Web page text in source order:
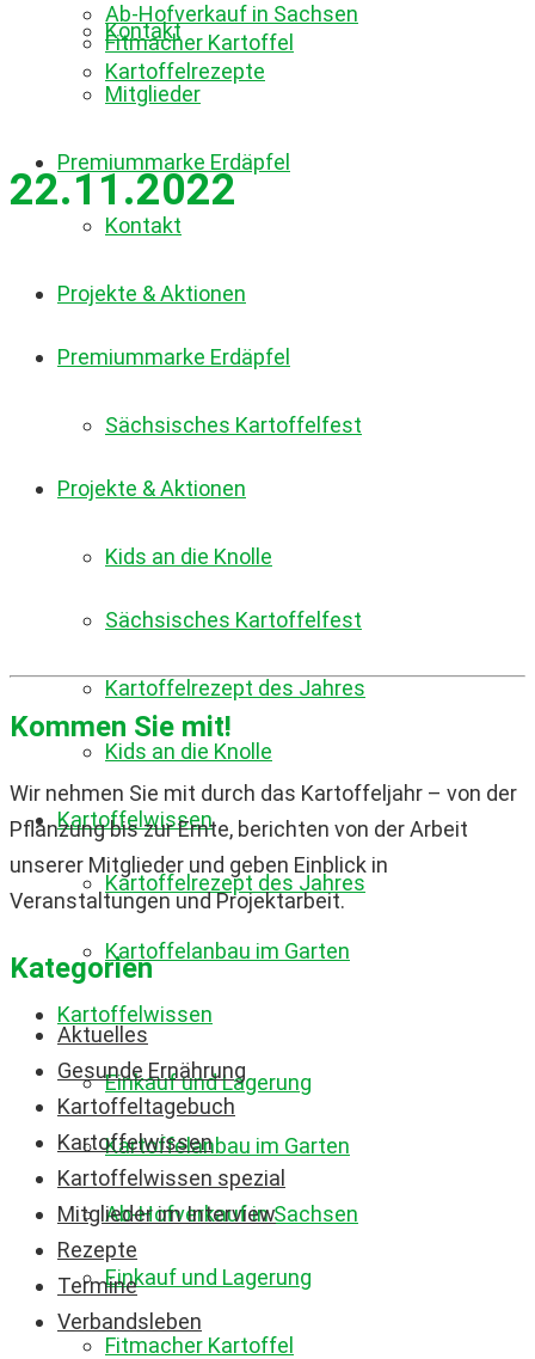
Kontakt
Premiummarke Erdäpfel
Projekte & Aktionen
Sächsisches Kartoffelfest
Kids an die Knolle
Kartoffelrezept des Jahres
Kartoffelwissen
Kartoffelanbau im Garten
Einkauf und Lagerung
Ab-Hofverkauf in Sachsen
Fitmacher Kartoffel
Mitglieder
Kontakt
Premiummarke Erdäpfel
Projekte & Aktionen
Sächsisches Kartoffelfest
Kids an die Knolle
Kartoffelrezept des Jahres
Kartoffelwissen
Kartoffelanbau im Garten
Einkauf und Lagerung
Ab-Hofverkauf in Sachsen
Fitmacher Kartoffel
Kartoffelrezepte
22.11.2022
Kommen Sie mit!
Wir nehmen Sie mit durch das Kartoffeljahr – von der
Pflanzung bis zur Ernte, berichten von der Arbeit
unserer Mitglieder und geben Einblick in
Veranstaltungen und Projektarbeit.
Kategorien
Aktuelles
Gesunde Ernährung
Kartoffeltagebuch
Kartoffelwissen
Kartoffelwissen spezial
Mitglieder im Interview
Rezepte
Termine
Verbandsleben